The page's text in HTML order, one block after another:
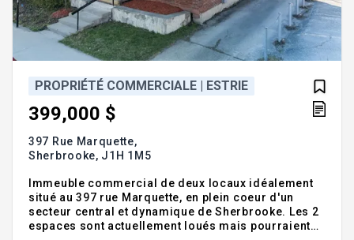
PROPRIÉTÉ COMMERCIALE | ESTRIE
399,000 $
397 Rue Marquette,
Sherbrooke, J1H 1M5
Immeuble commercial de deux locaux idéalement
situé au 397 rue Marquette, en plein coeur d'un
secteur central et dynamique de Sherbrooke. Les 2
espaces sont actuellement loués mais pourraient